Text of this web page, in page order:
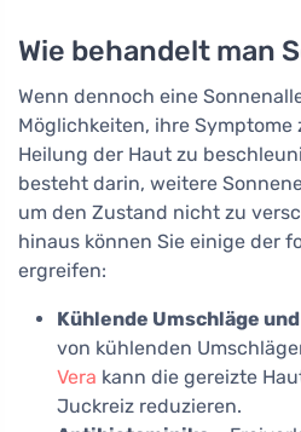
Wie behandelt man
Wenn dennoch eine
Möglichkeiten, ihre
Heilung der Haut zu
besteht darin, weitere
um den Zustand nicht zu
hinaus können Sie einige der
ergreifen:
Kühlende Umschläge
von kühlenden
Vera kann die gereizte
Juckreiz reduzieren.